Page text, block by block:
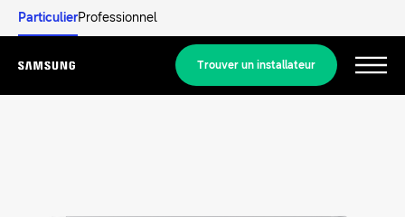
ParticulierProfessionnel
Menu
Trouver un installateur